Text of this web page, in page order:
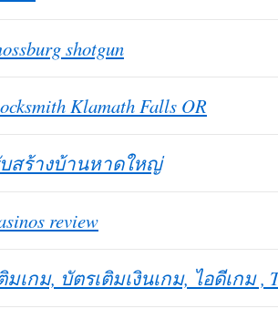
shotgun
Klamath Falls OR
สร้างบ้านหาดใหญ่
review
มเกม, บัตรเติมเงินเกม, ไอดีเกม ,